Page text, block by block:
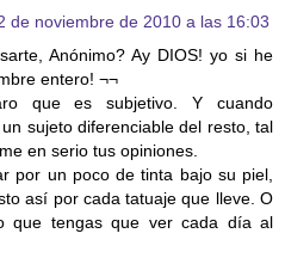
de noviembre de 2010 a las 16:03
Anónimo? Ay DIOS! yo si he
entero! ¬¬
que es subjetivo. Y cuando
sujeto diferenciable del resto, tal
en serio tus opiniones.
por un poco de tinta bajo su piel,
así por cada tatuaje que lleve. O
que tengas que ver cada día al